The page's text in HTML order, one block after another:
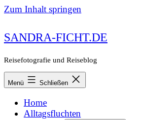
Zum Inhalt springen
SANDRA-FICHT.DE
Reisefotografie und Reiseblog
Menü Schließen
Home
Alltagsfluchten